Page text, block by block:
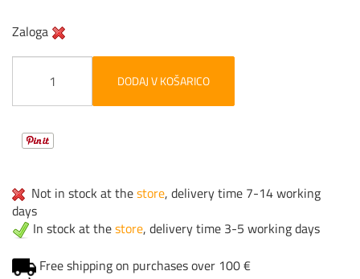
Zaloga
DODAJ V KOŠARICO
Not in stock at thestore, delivery time 7-14 working
days
In stock at thestore, delivery time 3-5 working days
Free shipping on purchases over 100 €